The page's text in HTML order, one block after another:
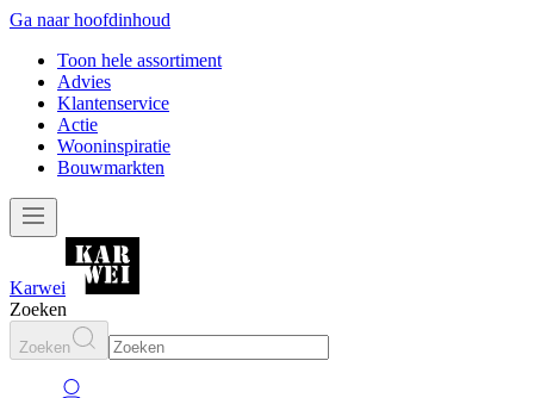
Ga naar hoofdinhoud
Toon hele assortiment
Advies
Klantenservice
Actie
Wooninspiratie
Bouwmarkten
Karwei
Zoeken
Zoeken